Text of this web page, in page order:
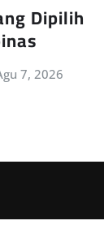
Dipilih
7, 2026